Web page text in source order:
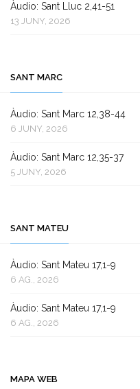
Àudio: Sant Lluc 2,41-51
13 JUNY, 2026
SANT MARC
Àudio: Sant Marc 12,38-44
6 JUNY, 2026
Àudio: Sant Marc 12,35-37
5 JUNY, 2026
SANT MATEU
Àudio: Sant Mateu 17,1-9
6 AG., 2026
Àudio: Sant Mateu 17,1-9
6 AG., 2026
MAPA WEB